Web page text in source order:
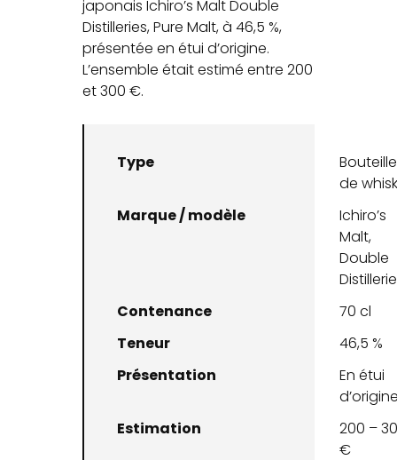
japonais Ichiro’s Malt Double
Distilleries, Pure Malt, à 46,5 %,
présentée en étui d’origine.
L’ensemble était estimé entre 200
et 300 €.
Type
Bouteille
de
Marque / modèle
Ichiro’s
Malt,
Double
Contenance
70 cl
Teneur
46,5 %
Présentation
En étui
Estimation
200 –
€